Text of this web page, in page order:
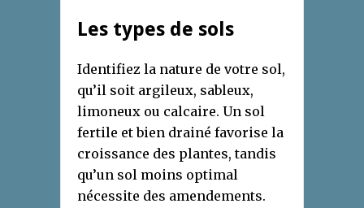
Les types de sols
Identifiez la nature de votre sol,
qu’il soit argileux, sableux,
limoneux ou calcaire. Un sol
fertile et bien drainé favorise la
croissance des plantes, tandis
qu’un sol moins optimal
nécessite des amendements.